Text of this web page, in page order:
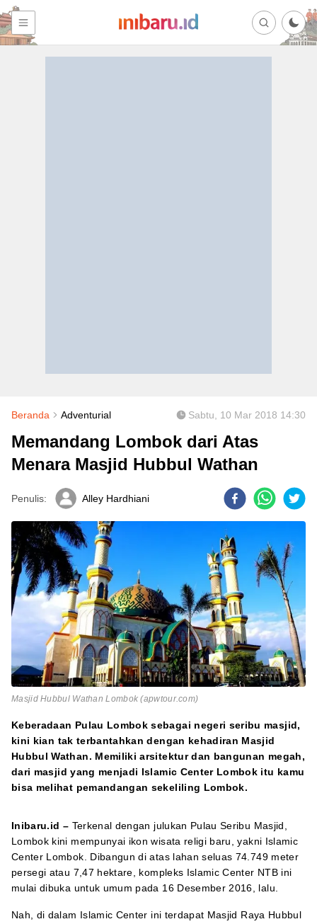
Beranda Adventurial Sabtu, 10 Mar 2018 14:30
Memandang Lombok dari Atas
Menara Masjid Hubbul Wathan
Penulis: Alley Hardhiani
Masjid Hubbul Wathan Lombok (apwtour.com)
Keberadaan Pulau Lombok sebagai negeri seribu masjid,
kini kian tak terbantahkan dengan kehadiran Masjid
Hubbul Wathan. Memiliki arsitektur dan bangunan megah,
dari masjid yang menjadi Islamic Center Lombok itu kamu
bisa melihat pemandangan sekeliling Lombok.
Inibaru.id – Terkenal dengan julukan Pulau Seribu Masjid,
Lombok kini mempunyai ikon wisata religi baru, yakni Islamic
Center Lombok. Dibangun di atas lahan seluas 74.749 meter
persegi atau 7,47 hektare, kompleks Islamic Center NTB ini
mulai dibuka untuk umum pada 16 Desember 2016, lalu.
Nah, di dalam Islamic Center ini terdapat Masjid Raya Hubbul